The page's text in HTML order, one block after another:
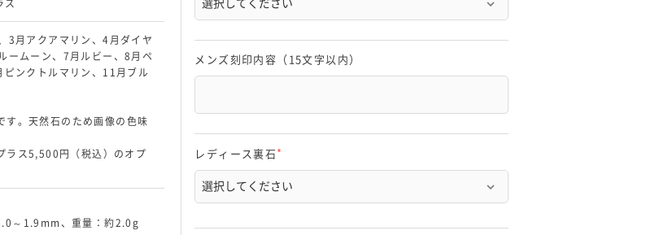
ス
3月アクアマリン、4月ダイヤ
ームーン、7月ルビー、8月ペ
ンクトルマリン、11月ブル
す。天然石のため画像の色味
ラス5,500円（税込）のオプ
～1.9mm、重量：約2.0g
須
)
メンズ刻印内容（15文字以内）
レディース裏石
須
)